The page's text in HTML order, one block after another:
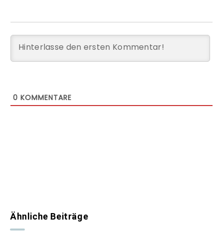
0 KOMMENTARE
Ähnliche Beiträge